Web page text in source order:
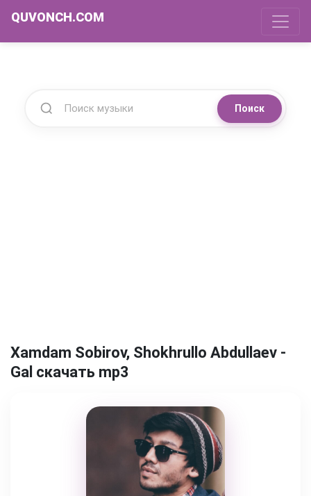
QUVONCH.COM
Поиск
Xamdam Sobirov, Shokhrullo Abdullaev -
Gal скачать mp3